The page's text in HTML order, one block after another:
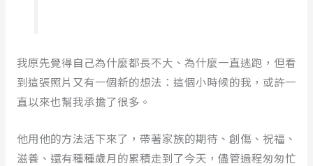
我原先覺得自己為什麼都長不大、為什麼一直逃跑，但看
到這張照片又有一個新的想法：這個小時候的我，或許一
直以來也幫我承擔了很多。
他用他的方法活下來了，帶著家族的期待、創傷、祝福、
滋養、還有種種歲月的累積走到了今天，儘管過程匆匆忙